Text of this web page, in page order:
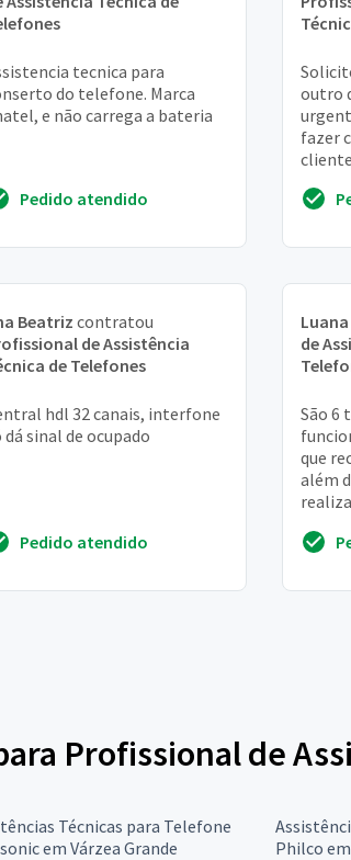
tecnica para
do telefone. Marca
e não carrega a bateria
Pedido atendido
outro
fazer
Beatriz contratou
de Assistência
de Telefones
hdl 32 canais, interfone
dá sinal de ocupado
Pedido atendido
Luana
de
São 6
que
além
Profissional de
Técnicas para Telefone
em Várzea Grande
Philco